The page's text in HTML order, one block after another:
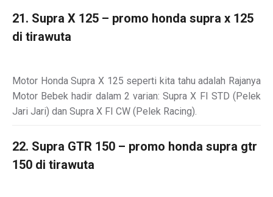
21. Supra X 125 – promo honda supra x 125
di tirawuta
Motor Honda Supra X 125 seperti kita tahu adalah Rajanya
Motor Bebek hadir dalam 2 varian: Supra X FI STD (Pelek
Jari Jari) dan Supra X FI CW (Pelek Racing).
22. Supra GTR 150 – promo honda supra gtr
150 di tirawuta